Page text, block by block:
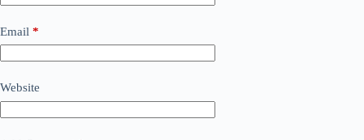
Email *
Website